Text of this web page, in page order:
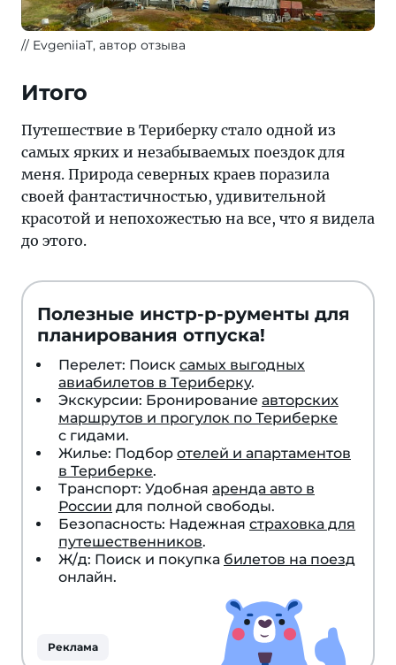
EvgeniiaT, автор отзыва
Итого
Путешествие в Териберку стало одной из
самых ярких и незабываемых поездок для
меня. Природа северных краев поразила
своей фантастичностью, удивительной
красотой и непохожестью на все, что я видела
до этого.
Полезные инстр-р-рументы для
планирования отпуска!
Перелет: Поиск самых выгодных
авиабилетов в Териберку.
Экскурсии: Бронирование авторских
маршрутов и прогулок по Териберке
с гидами.
Жилье: Подбор отелей и апартаментов
в Териберке.
Транспорт: Удобная аренда авто в
России для полной свободы.
Безопасность: Надежная страховка для
путешественников.
Ж/д: Поиск и покупка билетов на поезд
онлайн.
Реклама